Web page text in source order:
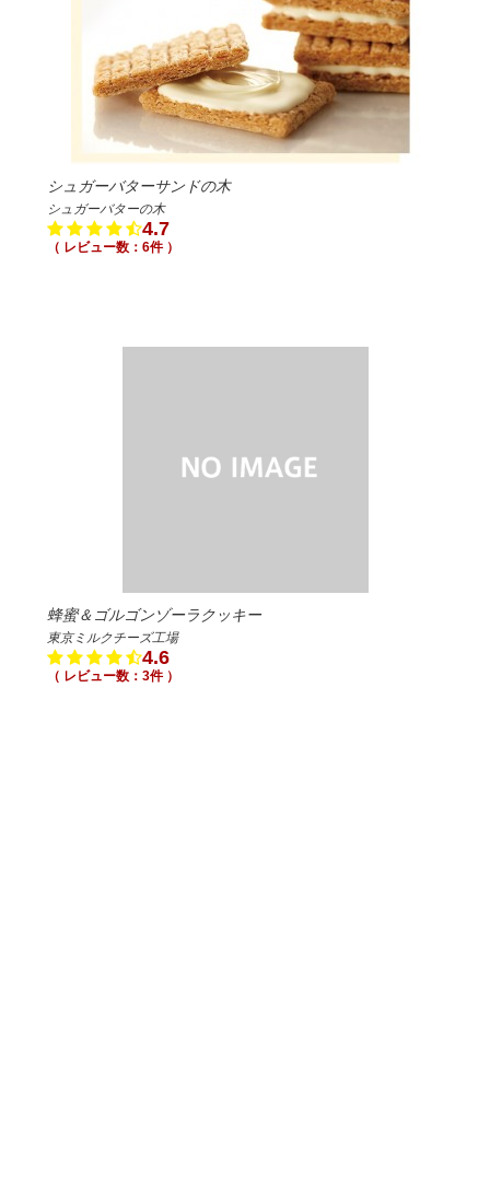
シュガーバターサンドの木
シュガーバターの木
4.7
（ レビュー数：6件 ）
蜂蜜＆ゴルゴンゾーラクッキー
東京ミルクチーズ工場
4.6
（ レビュー数：3件 ）